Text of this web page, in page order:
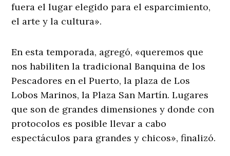
fuera el lugar elegido para el esparcimiento,
el arte y la cultura».
En esta temporada, agregó, «queremos que
nos habiliten la tradicional Banquina de los
Pescadores en el Puerto, la plaza de Los
Lobos Marinos, la Plaza San Martín. Lugares
que son de grandes dimensiones y donde con
protocolos es posible llevar a cabo
espectáculos para grandes y chicos», finalizó.